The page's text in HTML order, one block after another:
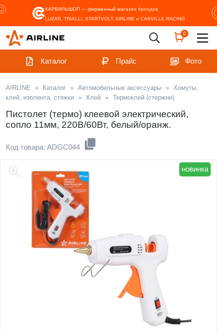
КАРВИЛЬШОП — фирменный магазин брендов
LUZAR, TRIALLI, STARTVOLT, AIRLINE и CARVILLE RACING
0
Каталог Прайс Фото
AIRLINE » Каталог » Автомобильные аксессуары » Хомуты,
клей, изолента, стяжки » Клей » Термоклей (стержни)
Пистолет (термо) клеевой электрический,
сопло 11мм, 220В/60Вт, белый/оранж.
Код товара: ADGC044
новинка